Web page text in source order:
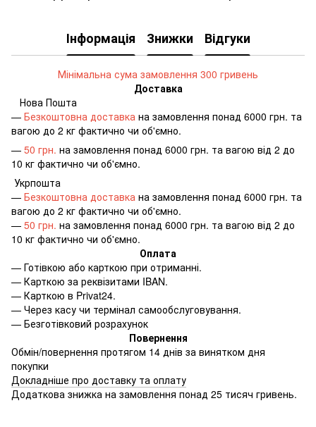
Інформація Знижки Відгуки
Мінімальна сума замовлення 300 гривень
Доставка
Нова Пошта
— Безкоштовна доставка на замовлення понад 6000 грн. та
вагою до 2 кг фактично чи об'ємно.
— 50 грн. на замовлення понад 6000 грн. та вагою від 2 до
10 кг фактично чи об'ємно.
Укрпошта
— Безкоштовна доставка на замовлення понад 6000 грн. та
вагою до 2 кг фактично чи об'ємно.
— 50 грн. на замовлення понад 6000 грн. та вагою від 2 до
10 кг фактично чи об'ємно.
Оплата
— Готівкою або карткою при отриманні.
— Карткою за реквізитами IBAN.
— Карткою в Privat24.
— Через касу чи термінал самообслуговування.
— Безготівковий розрахунок
Повернення
Обмін/повернення протягом 14 днів за винятком дня
покупки
Докладніше про доставку та оплату
Додаткова знижка на замовлення понад 25 тисяч гривень.